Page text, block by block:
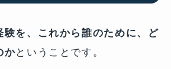
験を、これから誰のために、ど
かということです。